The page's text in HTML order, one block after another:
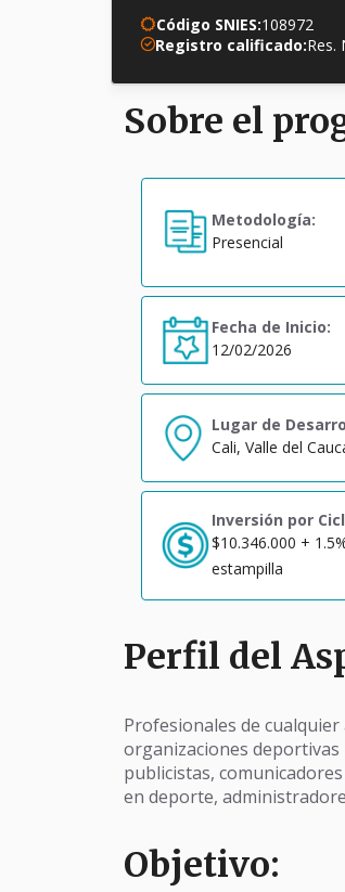
Código SNIES:108972
Registro calificado:Res.
Sobre el
Metodología:
Presencial
Fecha de Inicio:
12/02/2026
Lugar de
Cali, Valle del
Inversión por
$10.346.000 +
estampilla
Perfil del
Profesionales de
organizaciones deportivas
publicistas,
en deporte,
Objetivo: